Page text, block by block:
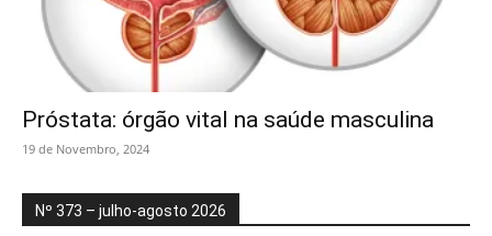
Próstata: órgão vital na saúde masculina
19 de Novembro, 2024
Nº 373 – julho-agosto 2026